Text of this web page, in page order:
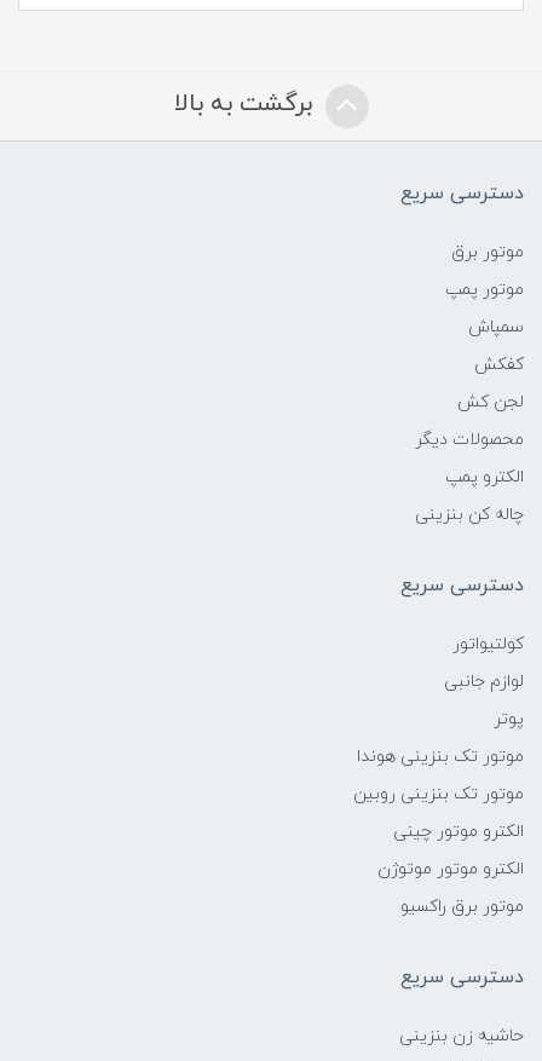
برگشت به بالا
دسترسی سریع
موتور برق
موتور پمپ
سمپاش
کفکش
لجن کش
محصولات دیگر
الکترو پمپ
چاله کن بنزینی
دسترسی سریع
کولتیواتور
لوازم جانبی
پوتر
موتور تک بنزینی هوندا
موتور تک بنزینی روبین
الکترو موتور چینی
الکترو موتور موتوژن
موتور برق راکسیو
دسترسی سریع
حاشیه زن بنزینی